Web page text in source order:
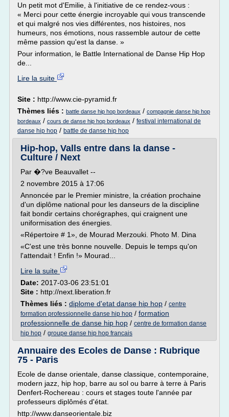
Un petit mot d'Emilie, à l'initiative de ce rendez-vous :
« Merci pour cette énergie incroyable qui vous transcende
et qui malgré nos vies différentes, nos histoires, nos
humeurs, nos émotions, nous rassemble autour de cette
même passion qu'est la danse. »
Pour information, le Battle International de Danse Hip Hop
de...
Lire la suite
Site : http://www.cie-pyramid.fr
Thèmes liés : battle danse hip hop bordeaux / compagnie danse hip hop
bordeaux / cours de danse hip hop bordeaux / festival international de
danse hip hop / battle de danse hip hop
Hip-hop, Valls entre dans la danse -
Culture / Next
Par �?ve Beauvallet --
2 novembre 2015 à 17:06
Annoncée par le Premier ministre, la création prochaine
d'un diplôme national pour les danseurs de la discipline
fait bondir certains chorégraphes, qui craignent une
uniformisation des énergies.
«Répertoire # 1», de Mourad Merzouki. Photo M. Dina
«C'est une très bonne nouvelle. Depuis le temps qu'on
l'attendait ! Enfin !» Mourad...
Lire la suite
Date: 2017-03-06 23:51:01
Site : http://next.liberation.fr
Thèmes liés : diplome d'etat danse hip hop / centre
formation professionnelle danse hip hop / formation
professionnelle de danse hip hop / centre de formation danse
hip hop / groupe danse hip hop francais
Annuaire des Ecoles de Danse : Rubrique
75 - Paris
Ecole de danse orientale, danse classique, contemporaine,
modern jazz, hip hop, barre au sol ou barre à terre à Paris
Denfert-Rochereau : cours et stages toute l'année par
professeurs diplômés d'état.
http://www.danseorientale.biz